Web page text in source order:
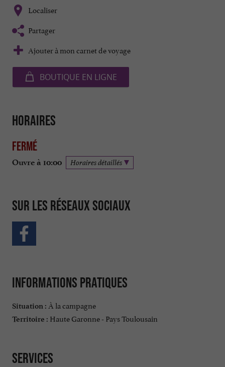
Localiser
Partager
Ajouter à mon carnet de voyage
BOUTIQUE EN LIGNE
Horaires
Fermé
Ouvre à 10:00 Horaires détaillés
Sur les réseaux sociaux
Informations pratiques
Situation : À la campagne
Territoire : Haute Garonne - Pays Toulousain
Services